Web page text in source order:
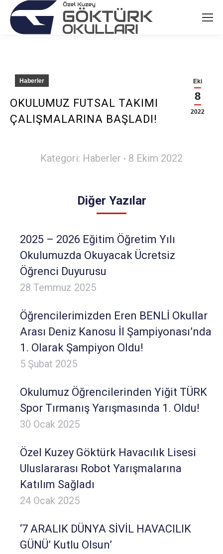
Eki
8
2022
Haberler
OKULUMUZ FUTSAL TAKIMI
ÇALIŞMALARINA BAŞLADI!
Kategori: Haberler 8 Ekim 2022
Diğer Yazılar
2025 – 2026 Eğitim Öğretim Yılı
Okulumuzda Okuyacak Ücretsiz
Öğrenci Duyurusu
28 Temmuz 2025
Öğrencilerimizden Eren BENLİ Okullar
Arası Deniz Kanosu İl Şampiyonası’nda
1. Olarak Şampiyon Oldu!
5 Şubat 2025
Okulumuz Öğrencilerinden Yiğit TÜRK
Spor Tırmanış Yarışmasında 1. Oldu!
30 Ocak 2025
Özel Kuzey Göktürk Havacılık Lisesi
Uluslararası Robot Yarışmalarına
Katılım Sağladı
24 Ocak 2025
‘7 ARALIK DÜNYA SİVİL HAVACILIK
GÜNÜ’ Kutlu Olsun’